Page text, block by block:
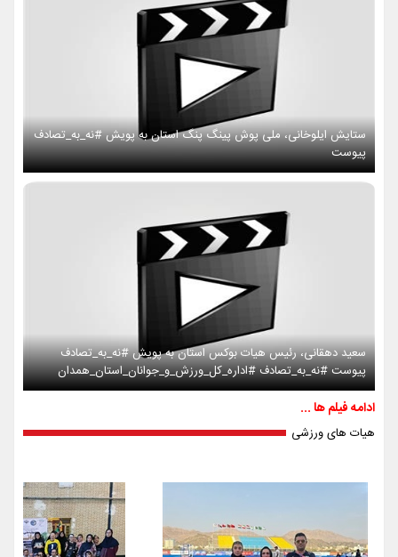
ستایش ایلوخانی، ملی پوش پینگ پنگ استان به پویش #نه_به_تصادف
پیوست
سعید دهقانی، رئیس هیات بوکس استان به پویش #نه_به_تصادف
پیوست #نه_به_تصادف #اداره_کل_ورزش_و_جوانان_استان_همدان
ادامه فیلم ها ...
هیات های ورزشی